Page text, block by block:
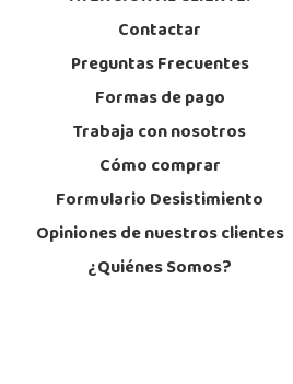
Contactar
Preguntas Frecuentes
Formas de pago
Trabaja con nosotros
Cómo comprar
Formulario Desistimiento
Opiniones de nuestros clientes
¿Quiénes Somos?